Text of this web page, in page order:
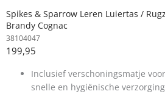
Spikes & Sparrow Leren Luiertas /
Brandy Cognac
38104047
199,95
Inclusief verschoningsmatje
snelle en hygiënische